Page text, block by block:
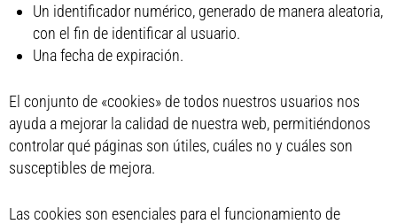
Un identificador numérico, generado de manera aleatoria,
con el fin de identificar al usuario.
Una fecha de expiración.
El conjunto de «cookies» de todos nuestros usuarios nos
ayuda a mejorar la calidad de nuestra web, permitiéndonos
controlar qué páginas son útiles, cuáles no y cuáles son
susceptibles de mejora.
Las cookies son esenciales para el funcionamiento de